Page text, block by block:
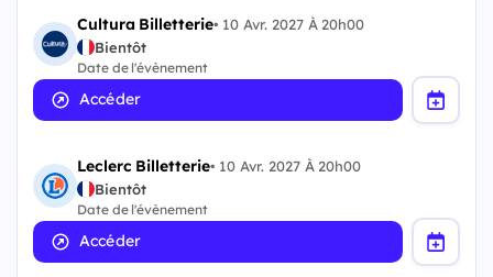
Cultura Billetterie• 10 Avr. 2027 À 20h00
Bientôt
Date de l'évènement
Accéder
Leclerc Billetterie• 10 Avr. 2027 À 20h00
Bientôt
Date de l'évènement
Accéder